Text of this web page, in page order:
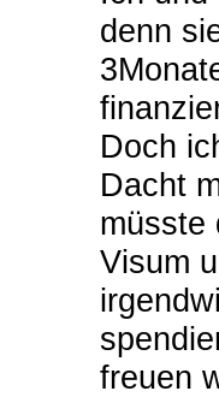
denn
Doch
Dacht
müsste
Visum
freuen